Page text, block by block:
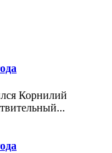
Корнилий